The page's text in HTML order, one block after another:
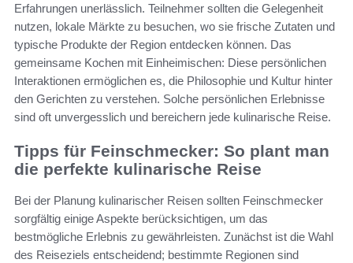
Erfahrungen unerlässlich. Teilnehmer sollten die Gelegenheit
nutzen, lokale Märkte zu besuchen, wo sie frische Zutaten und
typische Produkte der Region entdecken können. Das
gemeinsame Kochen mit Einheimischen: Diese persönlichen
Interaktionen ermöglichen es, die Philosophie und Kultur hinter
den Gerichten zu verstehen. Solche persönlichen Erlebnisse
sind oft unvergesslich und bereichern jede kulinarische Reise.
Tipps für Feinschmecker: So plant man
die perfekte kulinarische Reise
Bei der Planung kulinarischer Reisen sollten Feinschmecker
sorgfältig einige Aspekte berücksichtigen, um das
bestmögliche Erlebnis zu gewährleisten. Zunächst ist die Wahl
des Reiseziels entscheidend; bestimmte Regionen sind